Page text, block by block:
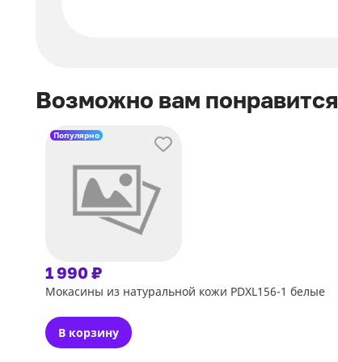
Возможно вам понравится
Популярно
1 990 ₽
Мокасины из натуральной кожи PDXL156-1 белые
В корзину